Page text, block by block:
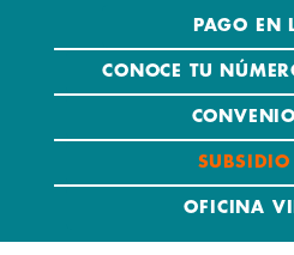
PAGO EN
CONOCE TU
SUBSIDIO
OFICINA